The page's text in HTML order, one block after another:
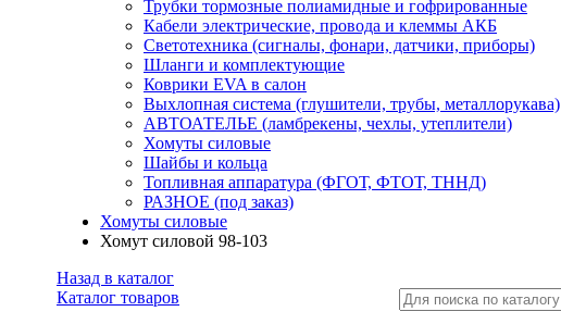
Трубки тормозные полиамидные и гофрированные
Кабели электрические, провода и клеммы АКБ
Светотехника (сигналы, фонари, датчики, приборы)
Шланги и комплектующие
Коврики EVA в салон
Выхлопная система (глушители, трубы, металлорукава)
АВТОАТЕЛЬЕ (ламбрекены, чехлы, утеплители)
Хомуты силовые
Шайбы и кольца
Топливная аппаратура (ФГОТ, ФТОТ, ТННД)
РАЗНОЕ (под заказ)
Хомуты силовые
Хомут силовой 98-103
Назад в каталог
Каталог товаров